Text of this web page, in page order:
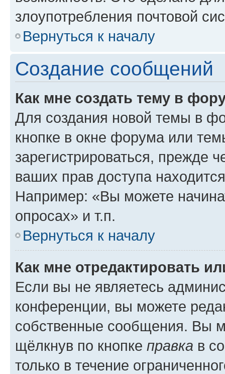
злоупотребления почтовой
Вернуться к началу
Создание сообщений
Как мне создать тему в
Для создания новой темы в
кнопке в окне форума или
зарегистрироваться, прежде
ваших прав доступа
Например: «Вы можете
опросах» и т.п.
Вернуться к началу
Как мне отредактировать
Если вы не являетесь
конференции, вы можете
собственные сообщения. Вы
щёлкнув по кнопке правка в
только в течение